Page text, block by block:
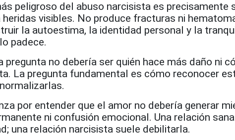
peligroso del abuso narcisista es precisamente
heridas visibles. No produce fracturas ni
la autoestima, la identidad personal y la
padece.
pregunta no debería ser quién hace más daño ni
La pregunta fundamental es cómo reconocer
por entender que el amor no debería generar
ni confusión emocional. Una relación sana
una relación narcisista suele debilitarla.